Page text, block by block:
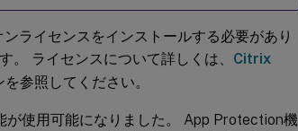
ライセンスをインストールする必要があり
ライセンスについて詳しくは、 Citrix
を参照してください。
使用可能になりました。 App Protection機